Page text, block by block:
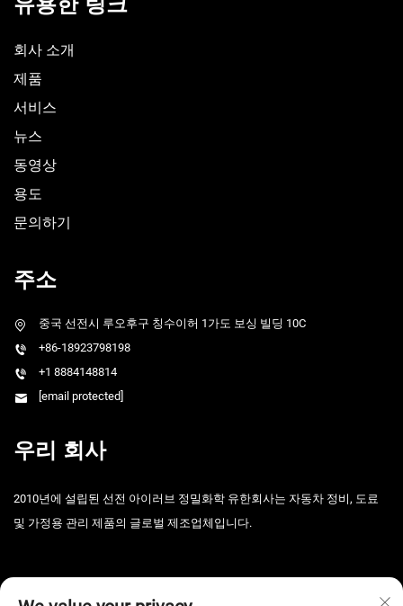
회사 소개
제품
서비스
뉴스
동영상
용도
문의하기
주소
중국 선전시 루오후구 칭수이허 1가도 보싱 빌딩 10C
+86-18923798198
+1 8884148814
[email protected]
우리 회사
2010년에 설립된 선전 아이러브 정밀화학 유한회사는 자동차 정비, 도료
및 가정용 관리 제품의 글로벌 제조업체입니다.